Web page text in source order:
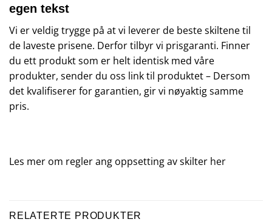
egen tekst
Vi er veldig trygge på at vi leverer de beste skiltene til
de laveste prisene. Derfor tilbyr vi prisgaranti. Finner
du ett produkt som er helt identisk med våre
produkter, sender du oss link til produktet – Dersom
det kvalifiserer for garantien, gir vi nøyaktig samme
pris.
Les mer om regler ang oppsetting av skilter her
RELATERTE PRODUKTER